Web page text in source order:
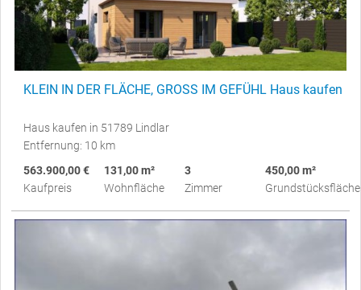
KLEIN IN DER FLÄCHE, GROSS IM GEFÜHL Haus kaufen
Haus kaufen in 51789 Lindlar
Entfernung: 10 km
563.900,00 €
Kaufpreis
131,00 m²
Wohnfläche
3
Zimmer
450,00 m²
Grundstücksfläche